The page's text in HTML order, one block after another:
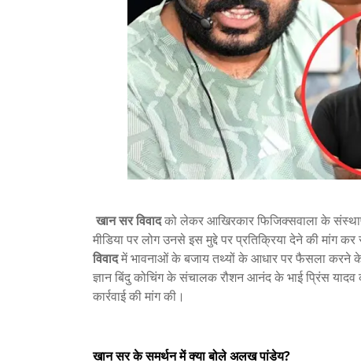
खान सर विवादको लेकर आखिरकार फिजिक्सवाला के
मीडिया पर लोग उनसे इस मुद्दे पर प्रतिक्रिया देने की मांग
विवादमें भावनाओं के बजाय तथ्यों के आधार पर फैसला करने के
ज्ञान बिंदु कोचिंग के संचालक रौशन आनंद के भाई प्रिंस
कार्रवाई की मांग की।
खान सर के समर्थन में क्या बोले अलख पांडेय?